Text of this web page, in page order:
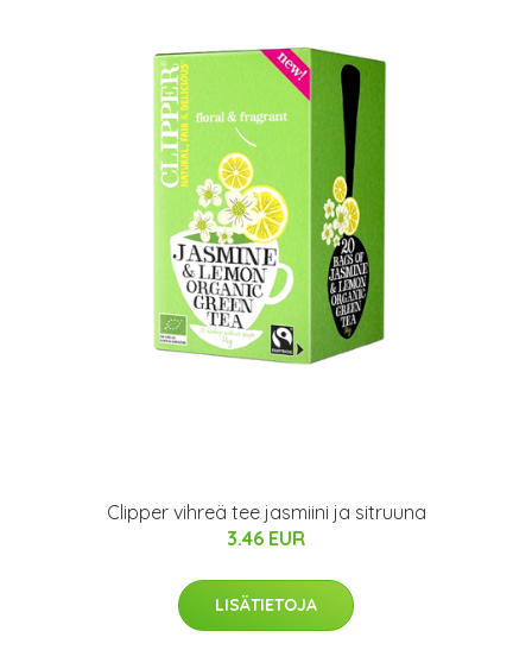
Clipper vihreä tee jasmiini ja sitruuna
3.46 EUR
LISÄTIETOJA